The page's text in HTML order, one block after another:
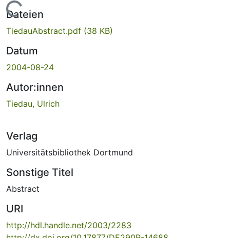
Lade...
Dateien
TiedauAbstract.pdf (38 KB)
Datum
2004-08-24
Autor:innen
Tiedau, Ulrich
Verlag
Universitätsbibliothek Dortmund
Sonstige Titel
Abstract
URI
http://hdl.handle.net/2003/2283